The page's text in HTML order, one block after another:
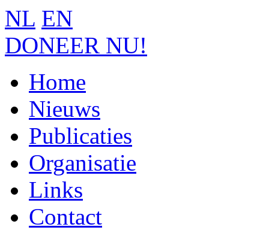
NL EN
DONEER NU!
Home
Nieuws
Publicaties
Organisatie
Links
Contact